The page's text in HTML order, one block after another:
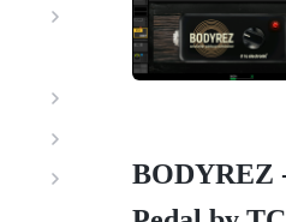
BODYREZ